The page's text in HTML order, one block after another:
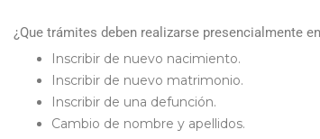
¿Que trámites deben realizarse presencialmente
Inscribir de nuevo nacimiento.
Inscribir de nuevo matrimonio.
Inscribir de una defunción.
Cambio de nombre y apellidos.